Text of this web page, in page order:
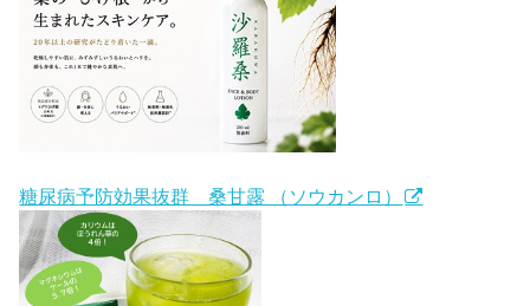
糖尿病予防効果抜群 桑甘露 （ソウカンロ）